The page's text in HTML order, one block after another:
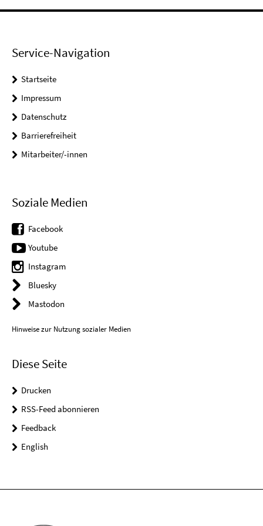
Service-Navigation
Startseite
Impressum
Datenschutz
Barrierefreiheit
Mitarbeiter/-innen
Soziale Medien
Facebook
Youtube
Instagram
Bluesky
Mastodon
Hinweise zur Nutzung sozialer Medien
Diese Seite
Drucken
RSS-Feed abonnieren
Feedback
English